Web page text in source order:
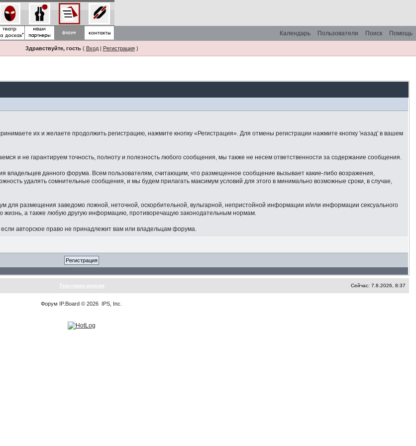
Помощь
Поиск
Пользователи
Календарь
Здравствуйте, гость( Вход| Регистрация)
их и желаете продолжить регистрацию, нажмите кнопку «Регистрация». Для отмены регистрации нажмите кнопку 'назад' в вашем
и не гарантируем точность, полноту и полезность любого сообщения, мы также не несем ответственности за содержание сообщения.
владельцев данного форума. Всем пользователям, считающим, что размещенное сообщение вызывает какие-либо возражения,
удалять сомнительные сообщения, и мы будем прилагать максимум условий для этого в минимально возможные сроки, в случае,
для размещения заведомо ложной, неточной, оскорбительной, вульгарной, непристойной информации и/или информации сексуального
а также любую другую информацию, противоречащую законодательным нормам.
авторское право не принадлежит вам или владельцам форума.
Текстовая версия Сейчас: 7.8.2026, 8:37
Форум IP.Board © 2026 IPS, Inc